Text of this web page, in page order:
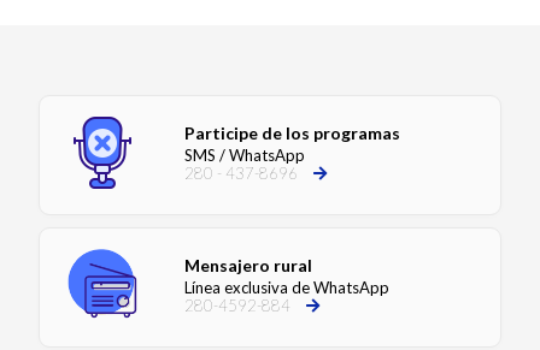
Participe de los programas
SMS / WhatsApp
280 - 437-8696
Mensajero rural
Línea exclusiva de WhatsApp
280-4592-884